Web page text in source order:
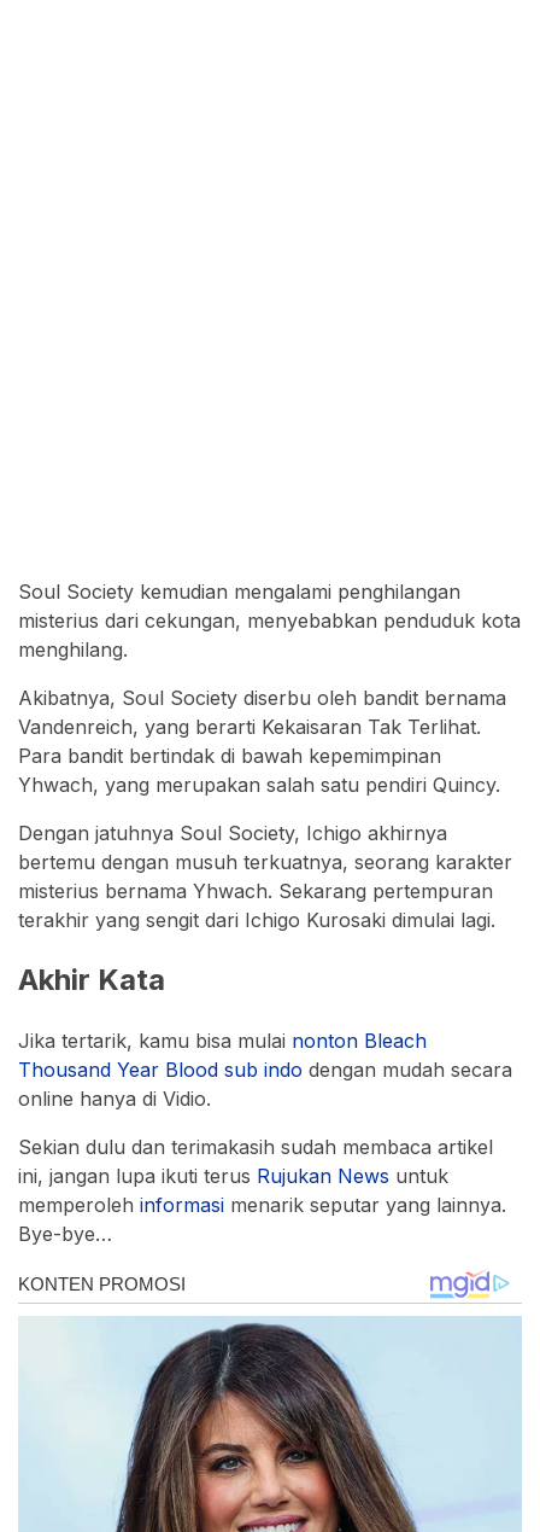
Soul Society kemudian mengalami penghilangan
misterius dari cekungan, menyebabkan penduduk kota
menghilang.
Akibatnya, Soul Society diserbu oleh bandit bernama
Vandenreich, yang berarti Kekaisaran Tak Terlihat.
Para bandit bertindak di bawah kepemimpinan
Yhwach, yang merupakan salah satu pendiri Quincy.
Dengan jatuhnya Soul Society, Ichigo akhirnya
bertemu dengan musuh terkuatnya, seorang karakter
misterius bernama Yhwach. Sekarang pertempuran
terakhir yang sengit dari Ichigo Kurosaki dimulai lagi.
Akhir Kata
Jika tertarik, kamu bisa mulai nonton Bleach
Thousand Year Blood sub indo dengan mudah secara
online hanya di Vidio.
Sekian dulu dan terimakasih sudah membaca artikel
ini, jangan lupa ikuti terus Rujukan News untuk
memperoleh informasi menarik seputar yang lainnya.
Bye-bye…